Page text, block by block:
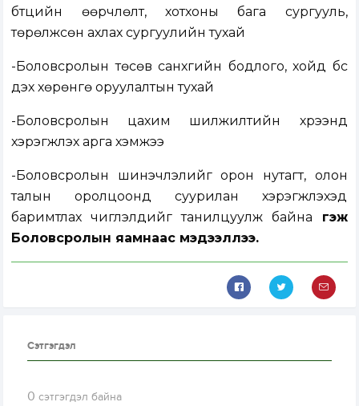
бүтцийн өөрчлөлт, хотхоны бага сургууль,
төрөлжсөн ахлах сургуулийн тухай
-Боловсролын төсөв санхүүгийн бодлого, хойд бүс
дэх хөрөнгө оруулалтын тухай
-Боловсролын цахим шилжилтийн хүрээнд
хэрэгжүүлэх арга хэмжээ
-Боловсролын шинэчлэлийг орон нутагт, олон
талын оролцоонд суурилан хэрэгжүүлэхэд
баримтлах чиглэлүүдийг танилцуулж байна гэж
Боловсролын яамнаас мэдээллээ.
Сэтгэгдэл
0 сэтгэгдэл байна